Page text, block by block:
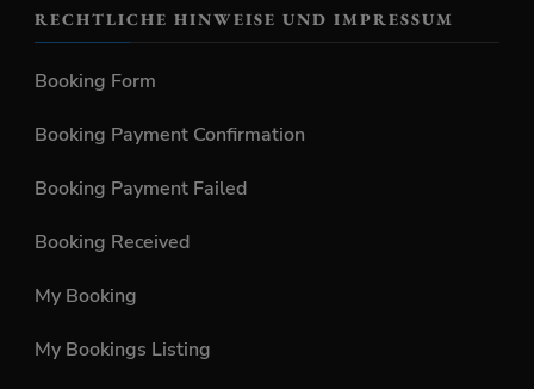
RECHTLICHE HINWEISE UND IMPRESSUM
Booking Form
Booking Payment Confirmation
Booking Payment Failed
Booking Received
My Booking
My Bookings Listing